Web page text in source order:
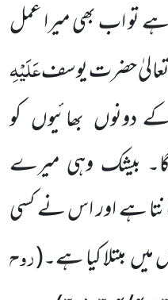
تواب بھی میرا عمل
حضرت یوسفعَلَیْہِ
دونوں بھائیوں کو
بیشک وہی میرے
ہے اور اس نے کسی
میںمبتلا کیا ہے۔(روح